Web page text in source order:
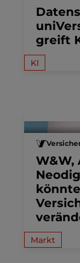
greift
KI
W&W,
Markt